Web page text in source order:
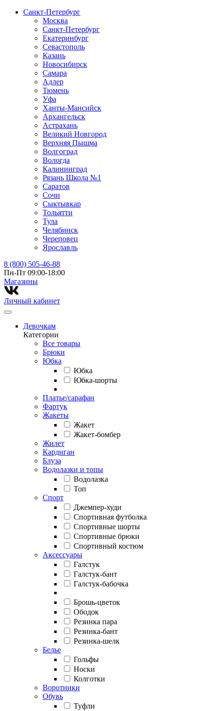
Санкт-Петербург
Москва
Санкт-Петербург
Екатеринбург
Севастополь
Казань
Новосибирск
Самара
Адлер
Тюмень
Уфа
Ханты-Мансийск
Архангельск
Астрахань
Великий Новгород
Верхняя Пышма
Волгоград
Вологда
Калининград
Рязань Школа №1
Саратов
Сочи
Сыктывкар
Тольятти
Тула
Челябинск
Череповец
Ярославль
8 (800) 505-46-88
Пн-Пт 09:00-18:00
Магазины⁠
Личный кабинет
Девочкам
Категории
Все товары
Брюки
Юбка
Юбка
Юбка-шорты
Платье/сарафан
Фартук
Жакеты
Жакет
Жакет-бомбер
Жилет
Кардиган
Блуза
Водолазки и топы
Водолазка
Топ
Спорт
Джемпер-худи
Спортивная футболка
Спортивные шорты
Спортивные брюки
Спортивный костюм
Аксессуары
Галстук
Галстук-бант
Галстук-бабочка
Брошь-цветок
Ободок
Резинка пара
Резинка-бант
Резинка-шелк
Белье
Гольфы
Носки
Колготки
Воротники
Обувь
Туфли